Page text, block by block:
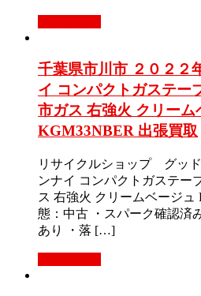
千葉県市川市 ２０２
イ コンパクトガステー
市ガス 右強火 クリーム
KGM33NBER 出張買取
リサイクルショップ グッ
ンナイ コンパクトガステー
ス 右強火 クリームベージ
態：中古 ・スパーク確認済
あり ・落 […]